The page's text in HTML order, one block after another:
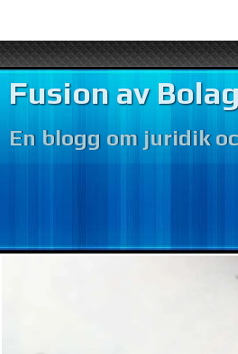
BOLAGSFUSION
VÅR VERKSAMHET
BOKFÖRING
Fusion av
En blogg om juridik